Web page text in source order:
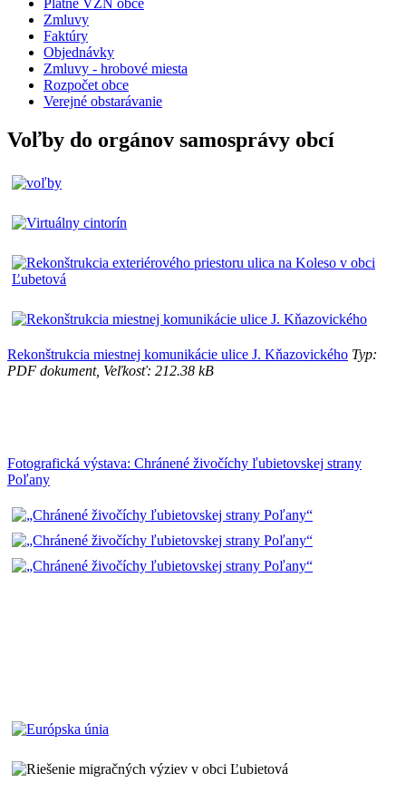
Platné VZN obce
Zmluvy
Faktúry
Objednávky
Zmluvy - hrobové miesta
Rozpočet obce
Verejné obstarávanie
Voľby do orgánov samosprávy obcí
Rekonštrukcia miestnej komunikácie ulice J. Kňazovického Typ:
PDF dokument, Veľkosť: 212.38 kB
Fotografická výstava: Chránené živočíchy ľubietovskej strany
Poľany